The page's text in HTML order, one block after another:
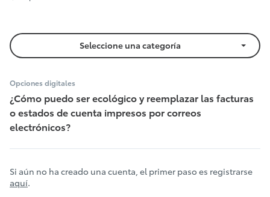
Seleccione una categoría
Opciones digitales
¿Cómo puedo ser ecológico y reemplazar las facturas
o estados de cuenta impresos por correos
electrónicos?
Si aún no ha creado una cuenta, el primer paso es registrarse
aquí.